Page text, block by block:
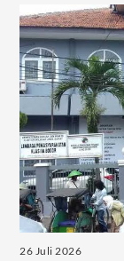
26 Juli 2026